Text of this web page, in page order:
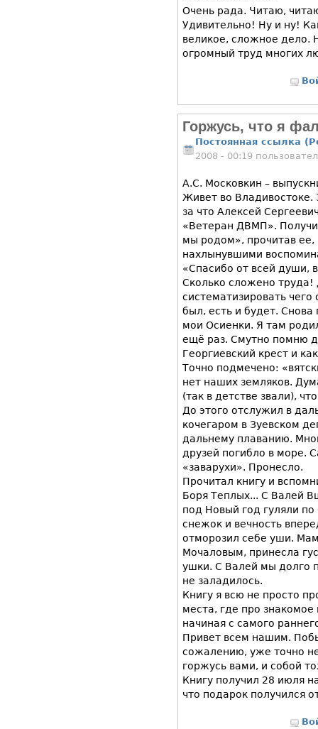
Очень рада. Читаю,
Удивительно! Ну и ну!
великое, сложное дело.
огромный труд многих
Горжусь, что я
Постоянная ссылка
2008 - 00:19
А.С. Московкин –
Живет во Владивостоке.
за что Алексей
«Ветеран ДВМП».
мы родом», прочитав ее,
нахлынувшими
«Спасибо от всей души,
Сколько сложено
систематизировать чего
был, есть и будет. Снова
мои Осиенки. Я там
ещё раз. Смутно помню
Георгиевский крест и
Точно подмечено:
нет наших земляков.
(так в детстве звали),
До этого отслужил в
кочегаром в Зуевском
дальнему плаванию.
друзей погибло в море.
«заварухи». Пронесло.
Прочитал книгу и
Боря Теплых... С Валей
под Новый год гуляли
снежок и вечность
отморозил себе уши.
Мочаловым, принесла
ушки. С Валей мы долго
не заладилось.
Книгу я всю не просто
места, где про
начиная с самого
Привет всем нашим.
сожалению, уже точно
горжусь вами, и собой
Книгу получил 28 июля
что подарок получился